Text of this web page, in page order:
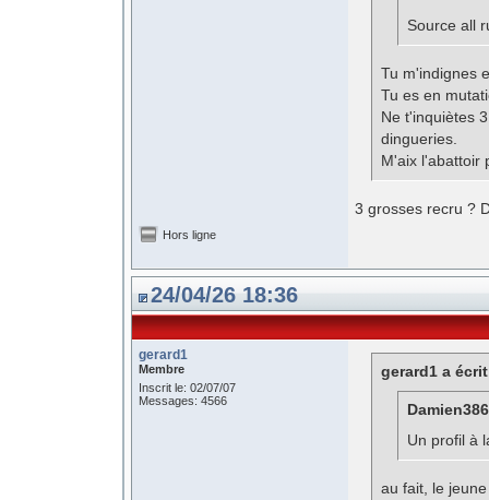
Source all
Tu m'indignes
Tu es en
Ne t'inquiètes
dingueries.
M'aix l'abattoir
3 grosses recru ?
Hors ligne
24/04/26 18:36
gerard1
Membre
Inscrit le: 02/07/07
Messages: 4566
gerard1 a
Un profil à
au fait, le